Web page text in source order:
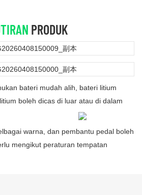
PRODUK
bateri mudah alih, bateri litium
boleh dicas di luar atau di dalam
warna, dan pembantu pedal boleh
mengikut peraturan tempatan